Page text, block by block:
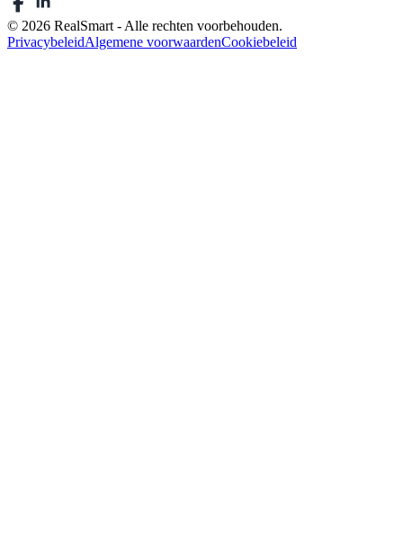
© 2026 RealSmart - Alle rechten voorbehouden.
PrivacybeleidAlgemene voorwaardenCookiebeleid